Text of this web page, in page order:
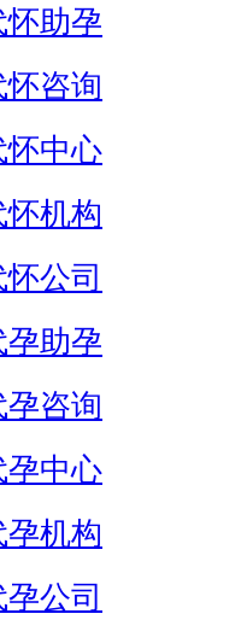
怀助孕
怀咨询
怀中心
怀机构
公司
孕助孕
孕咨询
孕中心
孕机构
公司